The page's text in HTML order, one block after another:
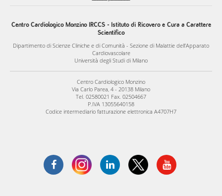
Centro Cardiologico Monzino IRCCS - Istituto di Ricovero e Cura a Carattere
Scientifico
Dipartimento di Scienze Cliniche e di Comunità - Sezione di Malattie dell’Apparato
Cardiovascolare
Università degli Studi di Milano
Centro Cardiologico Monzino
Via Carlo Parea, 4 - 20138 Milano
Tel. 02580021 Fax. 02504667
P.IVA 13055640158
Codice intermediario fatturazione elettronica A4707H7